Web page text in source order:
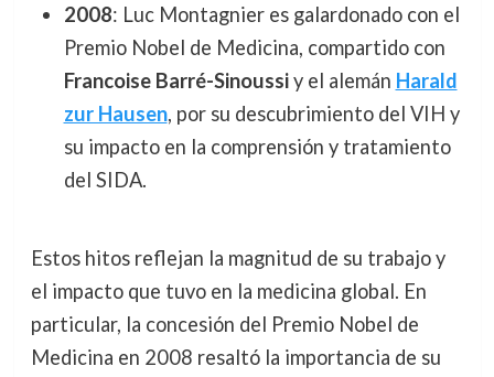
2008: Luc Montagnier es galardonado con el
Premio Nobel de Medicina, compartido con
Francoise Barré-Sinoussiy el alemán Harald
zur Hausen, por su descubrimiento del VIH y
su impacto en la comprensión y tratamiento
del SIDA.
Estos hitos reflejan la magnitud de su trabajo y
el impacto que tuvo en la medicina global. En
particular, la concesión del Premio Nobel de
Medicina en 2008 resaltó la importancia de su